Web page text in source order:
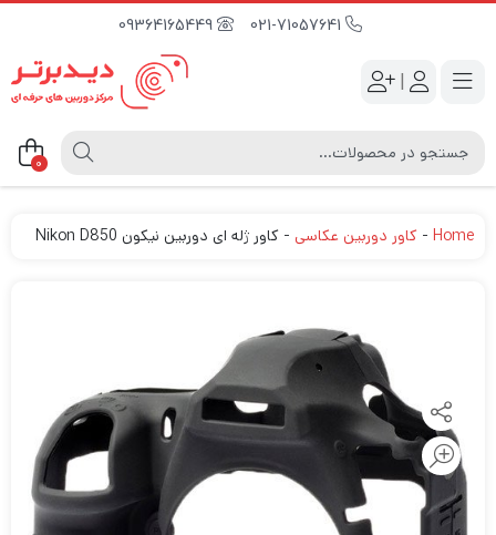
09364165449
|
0
Home
- کاور دوربین عکاسی - کاور ژله ای دوربین نیکون Nikon D850